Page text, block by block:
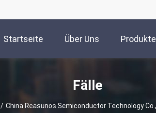
Startseite Über Uns Produkte
Fälle
/ China Reasunos Semiconductor Technology